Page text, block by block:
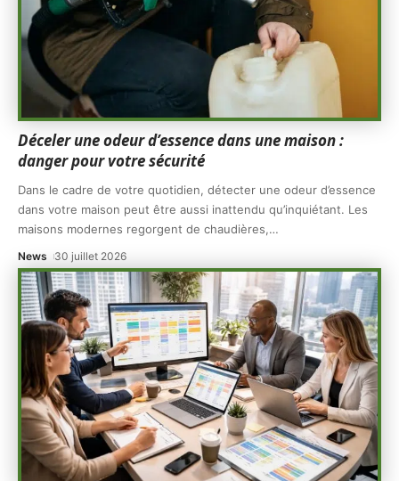
Déceler une odeur d’essence dans une maison :
danger pour votre sécurité
Dans le cadre de votre quotidien, détecter une odeur d’essence
dans votre maison peut être aussi inattendu qu’inquiétant. Les
maisons modernes regorgent de chaudières,…
News 30 juillet 2026